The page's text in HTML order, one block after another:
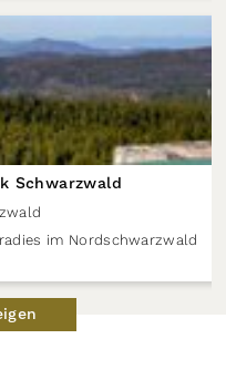
Schwarzwald
im Nordschwarzwald